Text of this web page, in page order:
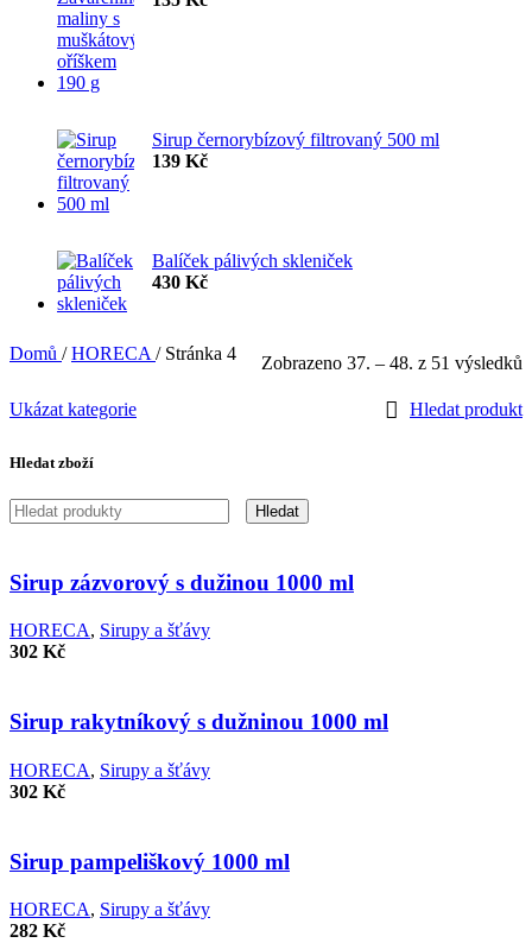
Sirup černorybízový filtrovaný 500 ml
139 Kč
Balíček pálivých skleniček
430 Kč
Domů / HORECA / Stránka 4 Zobrazeno 37. – 48. z 51 výsledků
Ukázat kategorie Hledat produkt
Hledat zboží
Hledat
Rychlý náhled
Přidat k oblíbeným
Sirup zázvorový s dužinou 1000 ml
HORECA, Sirupy a šťávy
302 Kč
Rychlý náhled
Přidat k oblíbeným
Sirup rakytníkový s dužninou 1000 ml
HORECA, Sirupy a šťávy
302 Kč
Rychlý náhled
Přidat k oblíbeným
Sirup pampeliškový 1000 ml
HORECA, Sirupy a šťávy
282 Kč